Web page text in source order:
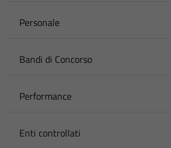
Personale
Bandi di Concorso
Performance
Enti controllati